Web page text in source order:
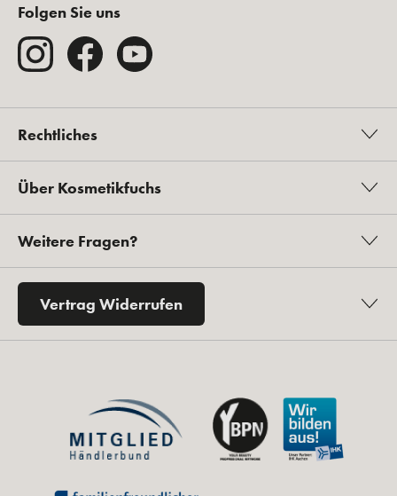
Folgen Sie uns
Rechtliches
Über Kosmetikfuchs
Weitere Fragen?
Vertrag Widerrufen